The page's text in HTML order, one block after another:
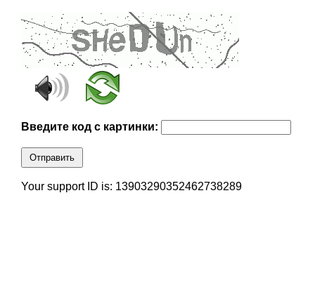
Введите код с картинки:
Отправить
Your support ID is: 13903290352462738289